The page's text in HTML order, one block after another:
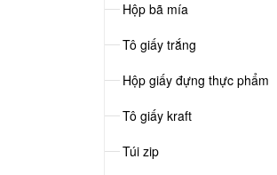
Hộp bã mía
Tô giấy trắng
Hộp giấy đựng thực phẩm
Tô giấy kraft
Túi zip